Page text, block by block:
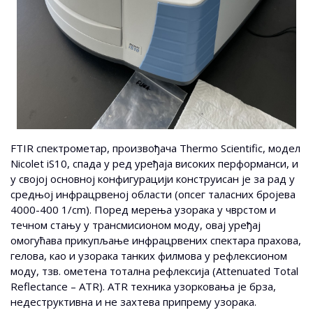
FTIR спектрометар, произвођача Thermo Scientific, модел
Nicolet iS10, спада у ред уређаја високих перформанси, и
у својој основној конфигурацији конструисан је за рад у
средњој инфрацрвеној области (опсег таласних бројева
4000-400 1/cm). Поред мерења узорака у чврстом и
течном стању у трансмисионом моду, овај уређај
омогућава прикупљање инфрацрвених спектара прахова,
гелова, као и узорака танких филмова у рефлексионом
моду, тзв. ометена тотална рефлексија (Attenuated Total
Reflectance – ATR). ATR техника узорковања је брза,
недеструктивна и не захтева припрему узорака.